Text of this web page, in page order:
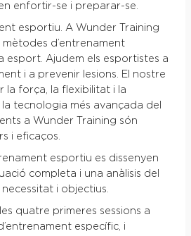
enfortir-se i preparar-se.
esportiu. A Wunder Training
mètodes d’entrenament
esport. Ajudem els esportistes a
i a prevenir lesions. El nostre
la força, la flexibilitat i la
tecnologia més avançada del
a Wunder Training són
i eficaços.
esportiu es dissenyen
completa i una anàlisis del
i objectius.
quatre primeres sessions a
específic, i